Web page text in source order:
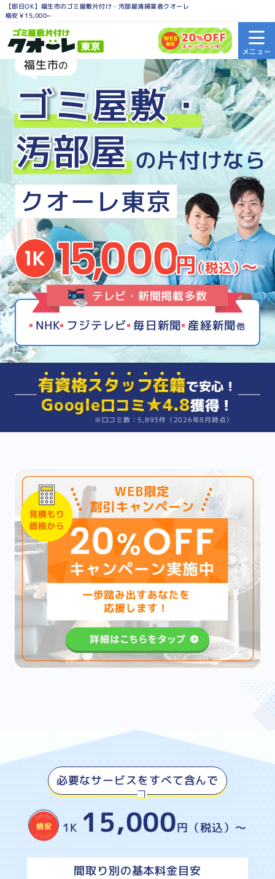
【即日OK】福生市のゴミ屋敷片付け・汚部屋清掃業者クオーレ
格安￥15,000~
福生市の
テレビ・新聞掲載多数
NHK フジテレビ 毎日新聞 産経新聞他
有資格スタッフ在籍で安心！
Google口コミ★4.8獲得！
※口コミ数：5,893件（2026年8月時点）
必要なサービスをすべて含んで
1K 15,000円（税込）～
間取り別の基本料金目安